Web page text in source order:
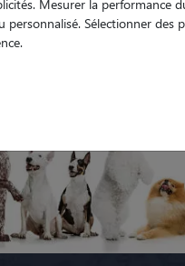
les promeneurs de chiens à
Mesurer la performance
Sélectionner